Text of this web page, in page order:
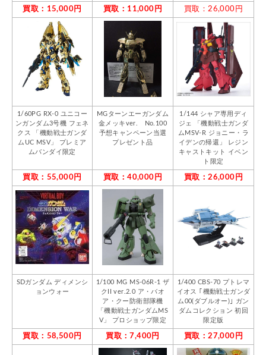
買取：15,000円 買取：11,000円 買取：26,000円
1/60PG RX-0 ユニコー
ンガンダム3号機 フェネ
クス 「機動戦士ガンダ
ムUC MSV」 プレミア
ムバンダイ限定
MGターンエーガンダム
金メッキver. No.100
予想キャンペーン当選
プレゼント品
1/144 シャア専用ディ
ジェ 「機動戦士ガンダ
ムMSV-R ジョニー・ラ
イデンの帰還」 レジン
キャストキット イベン
ト限定
買取：55,000円 買取：40,000円 買取：26,000円
SDガンダム ディメンシ
ョンウォー
1/100 MG MS-06R-1 ザ
クII ver.2.0 ア・バオ
ア・クー防衛部隊機
「機動戦士ガンダムMS
V」 プロショップ限定
1/400 CBS-70 プトレマ
イオス ｢機動戦士ガンダ
ム00(ダブルオー)｣ ガン
ダムコレクション 初回
限定版
買取：58,500円 買取：7,400円 買取：27,000円